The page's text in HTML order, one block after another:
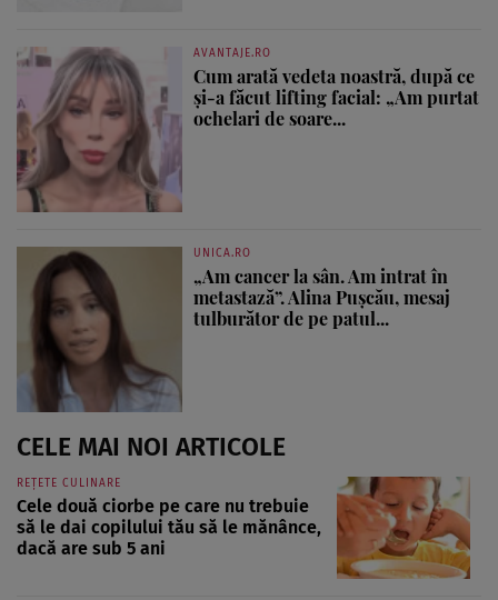
AVANTAJE.RO
Cum arată vedeta noastră, după ce
și-a făcut lifting facial: „Am purtat
ochelari de soare...
UNICA.RO
„Am cancer la sân. Am intrat în
metastază”. Alina Pușcău, mesaj
tulburător de pe patul...
CELE MAI NOI ARTICOLE
REȚETE CULINARE
Cele două ciorbe pe care nu trebuie
să le dai copilului tău să le mănânce,
dacă are sub 5 ani